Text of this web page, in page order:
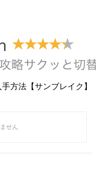
方法【サンブレイク】